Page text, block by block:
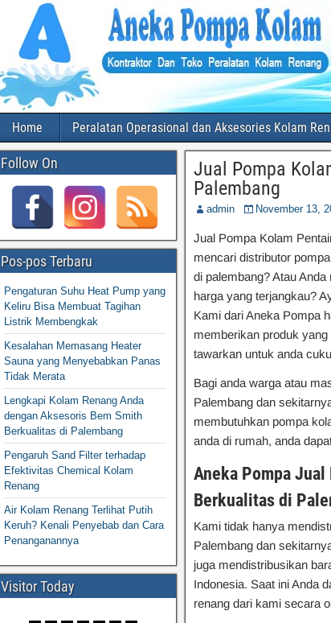
Home Peralatan Operasional dan Aksesories Kolam
Jual Pompa
Palembang
admin November 13,
Jual Pompa Kolam
mencari distributor
di palembang? Atau
harga yang terjangkau?
Kami dari Aneka Pompa
memberikan produk
tawarkan untuk anda
Bagi anda warga atau
Palembang dan
membutuhkan pompa
anda di rumah, anda
Aneka Pompa
Berkualitas di
Kami tidak hanya
Palembang dan
juga mendistribusikan
Indonesia. Saat ini Anda
renang dari kami secara
Follow On
Pos-pos Terbaru
Pengaturan Suhu Heat Pump yang
Keliru Bisa Membuat Tagihan
Listrik Membengkak
Kesalahan Memasang Heater
Sauna yang Menyebabkan Panas
Tidak Merata
Lengkapi Kolam Renang Anda
dengan Aksesoris Bem Smith
Berkualitas di Palembang
Pengaruh Sand Filter terhadap
Efektivitas Chemical Kolam
Renang
Air Kolam Renang Terlihat Putih
Keruh? Kenali Penyebab dan Cara
Penanganannya
Visitor Today